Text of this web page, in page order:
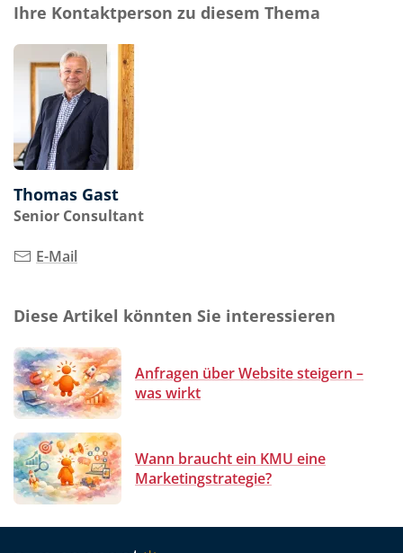
Ihre Kontaktperson zu diesem Thema
Thomas Gast
Senior Consultant
E-Mail
Diese Artikel könnten Sie interessieren
Anfragen über Website steigern –
was wirkt
Wann braucht ein KMU eine
Marketingstrategie?